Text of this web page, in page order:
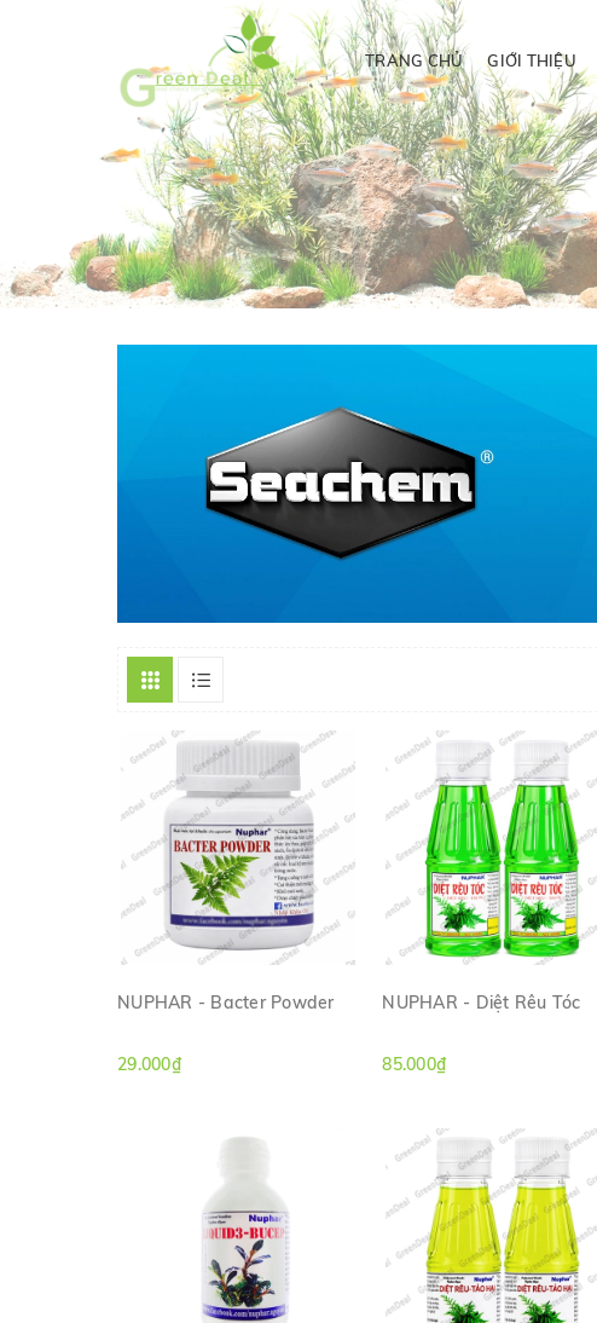
TRANG CHỦ GIỚI THIỆU
NUPHAR - Bacter Powder
29.000₫
NUPHAR - Diệt Rêu Tóc
85.000₫